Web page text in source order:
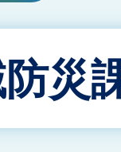
災